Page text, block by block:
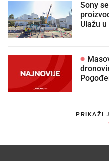
Sony
Ulažu
PRIKAŽI